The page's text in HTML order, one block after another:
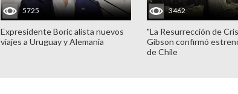
5725
Expresidente Boric alista nuevos
viajes a Uruguay y Alemania
3462
"La Resurrección de
Gibson confirmó
de Chile